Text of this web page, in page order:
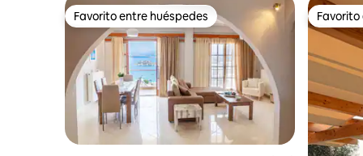
Favorito entre huéspedes
Favorito entre huéspedes